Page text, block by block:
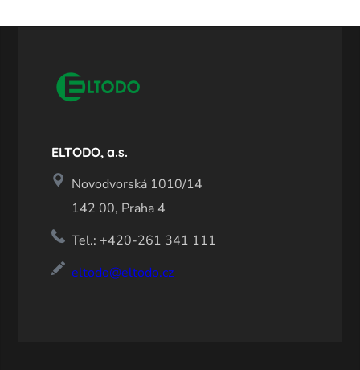
ELTODO, a.s.
Novodvorská 1010/14
142 00, Praha 4
Tel.: +420-261 341 111
eltodo@eltodo.cz